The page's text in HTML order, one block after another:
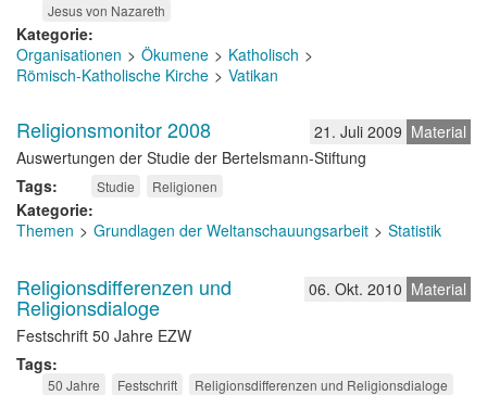
Jesus von Nazareth
Kategorie
Organisationen
Ökumene
Katholisch
Römisch-Katholische Kirche
Vatikan
Material
21. Juli 2009
Religionsmonitor 2008
Auswertungen der Studie der Bertelsmann-Stiftung
Tags
Studie Religionen
Kategorie
Themen
Grundlagen der Weltanschauungsarbeit Statistik
Material
06. Okt. 2010
Religionsdifferenzen und
Religionsdialoge
Festschrift 50 Jahre EZW
Tags
50 Jahre Festschrift Religionsdifferenzen und Religionsdialoge